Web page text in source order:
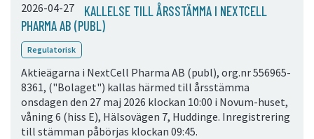
2026-04-27
KALLELSE TILL ÅRSSTÄMMA I NEXTCELL
PHARMA AB (PUBL)
Regulatorisk
Aktieägarna i NextCell Pharma AB (publ), org.nr 556965-
8361, ("Bolaget") kallas härmed till årsstämma
onsdagen den 27 maj 2026 klockan 10:00 i Novum-huset,
våning 6 (hiss E), Hälsovägen 7, Huddinge. Inregistrering
till stämman påbörjas klockan 09:45.